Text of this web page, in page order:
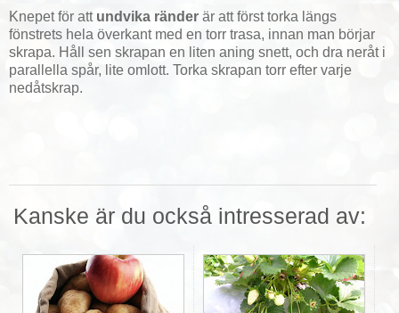
Knepet för attundvika ränder är att först torka längs
fönstrets hela överkant med en torr trasa, innan man börjar
skrapa. Håll sen skrapan en liten aning snett, och dra neråt i
parallella spår, lite omlott. Torka skrapan torr efter varje
nedåtskrap.
Kanske är du också intresserad av: